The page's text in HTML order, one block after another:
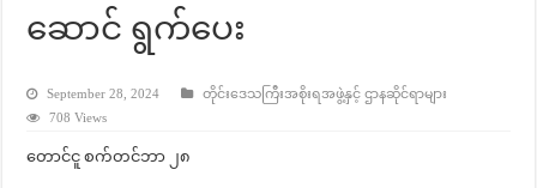
ဆောင် ရွက်ပေး
September 28, 2024
တိုင်းဒေသကြီးအစိုးရအဖွဲ့နှင့် ဌာနဆိုင်ရာများ
708 Views
တောင်ငူ စက်တင်ဘာ ၂၈